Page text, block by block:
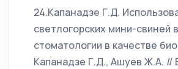
24.Капанадзе Г.Д.
светлогорских мини-свиней в
стоматологии в качестве
Капанадзе Г.Д., Ашуев Ж.А. //